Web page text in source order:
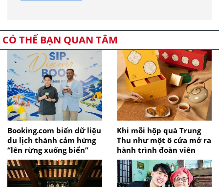
CÓ THỂ BẠN QUAN TÂM
Booking.com biến dữ liệu
du lịch thành cảm hứng
“lên rừng xuống biển”
Khi mỗi hộp quà Trung
Thu như một ô cửa mở ra
hành trình đoàn viên